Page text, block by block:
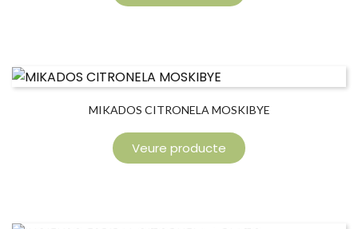
MIKADOS CITRONELA MOSKIBYE
Veure producte